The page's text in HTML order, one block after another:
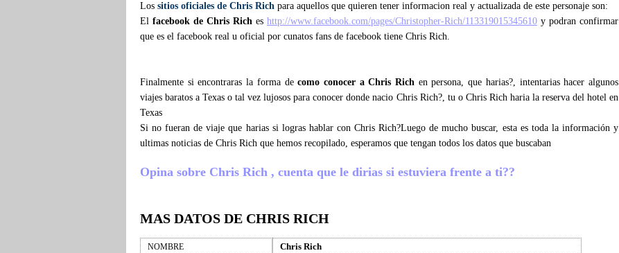
Los sitios oficiales de Chris Rich para aquellos que quieren tener informacion real y actualizada de este personaje son:
El facebook de Chris Rich es http://www.facebook.com/pages/Christopher-Rich/113319015345610 y podran confirmar
que es el facebook real u oficial por cunatos fans de facebook tiene Chris Rich.
Finalmente si encontraras la forma decomo conocer a Chris Rich en persona, que harias?, intentarias hacer algunos
viajes baratos a Texas o tal vez lujosos para conocer donde nacio Chris Rich?, tu o Chris Rich haria la reserva del hotel en
Texas
Si no fueran de viaje que harias si logras hablar con Chris Rich?Luego de mucho buscar, esta es toda la información y
ultimas noticias de Chris Rich que hemos recopilado, esperamos que tengan todos los datos que buscaban
Opina sobre Chris Rich , cuenta que le dirias si estuviera frente a ti??
MAS DATOS DE CHRIS RICH
NOMBRE Chris Rich